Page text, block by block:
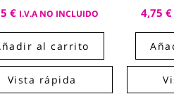
€ I.V.A NO INCLUIDO
al carrito
Vista rápida
4,75 €